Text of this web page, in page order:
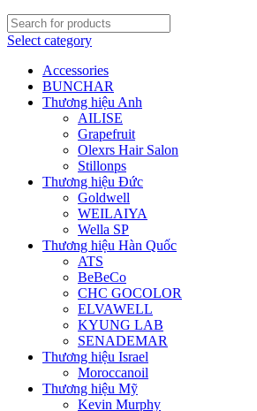
Select category
Accessories
BUNCHAR
Thương hiệu Anh
AILISE
Grapefruit
Olexrs Hair Salon
Stillonps
Thương hiệu Đức
Goldwell
WEILAIYA
Wella SP
Thương hiệu Hàn Quốc
ATS
BeBeCo
CHC GOCOLOR
ELVAWELL
KYUNG LAB
SENADEMAR
Thương hiệu Israel
Moroccanoil
Thương hiệu Mỹ
Kevin Murphy